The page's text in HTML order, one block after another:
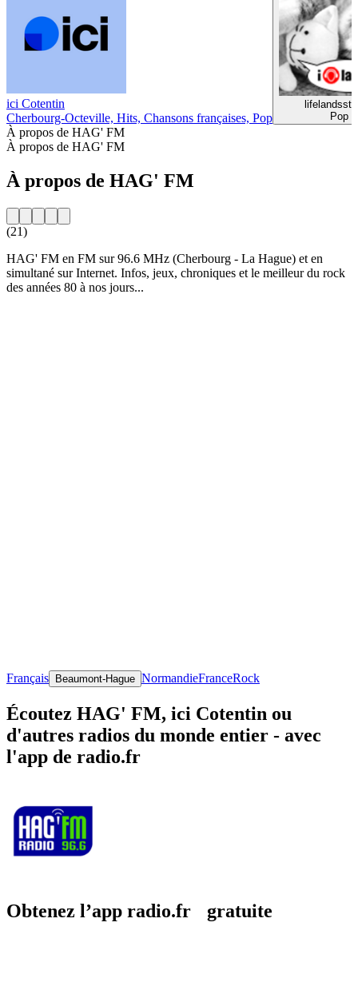
ici Cotentin
Cherbourg-Octeville, Hits, Chansons françaises, Pop
Pop
À propos de HAG' FM
À propos de HAG' FM
À propos de HAG' FM
(21)
HAG' FM en FM sur 96.6 MHz (Cherbourg - La Hague) et en
simultané sur Internet. Infos, jeux, chroniques et le meilleur du rock
des années 80 à nos jours...
Français Beaumont-Hague NormandieFranceRock
Écoutez HAG' FM, ici Cotentin ou
d'autres radios du monde entier - avec
l'app de radio.fr
Obtenez l’app radio.fr gratuite